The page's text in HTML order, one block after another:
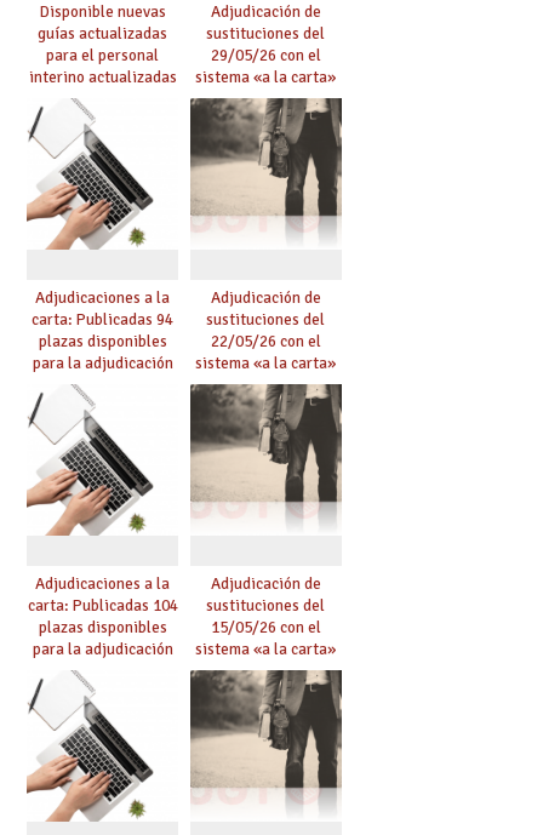
Disponible nuevas
guías actualizadas
para el personal
interino actualizadas
para el curso 26/27
Adjudicación de
sustituciones del
29/05/26 con el
sistema «a la carta»
conseguido con el
Acuerdo de Mejoras
Adjudicaciones a la
carta: Publicadas 94
plazas disponibles
para la adjudicación
de mañana y abierto
plazo de solicitudes
Adjudicación de
sustituciones del
22/05/26 con el
sistema «a la carta»
conseguido con el
Acuerdo de Mejoras
Adjudicaciones a la
carta: Publicadas 104
plazas disponibles
para la adjudicación
de mañana y abierto
plazo de solicitudes
Adjudicación de
sustituciones del
15/05/26 con el
sistema «a la carta»
conseguido con el
Acuerdo de Mejoras